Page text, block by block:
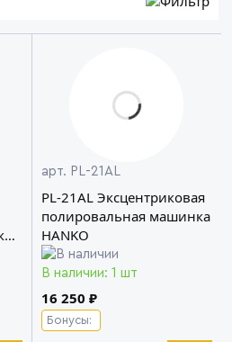
арт. PL-21AL
PL-21AL Эксцентриковая
полировальная машинка
HANKO
В наличии: 1 шт
16 250 ₽
Бонусы: